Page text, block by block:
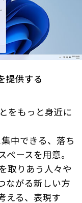
提供する
をもっと身近に
中できる、落ち
ースを用意。
取りあう人々や
ながる新しい方
える、表現す